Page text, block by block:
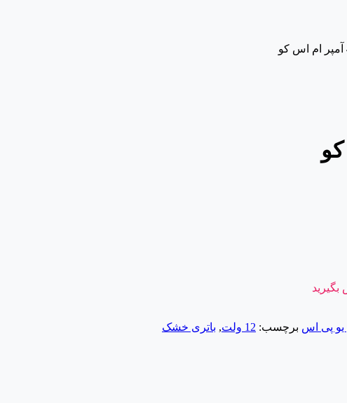
بگیرید
یو پی اس برچسب: 12 ولت , باتری خشک